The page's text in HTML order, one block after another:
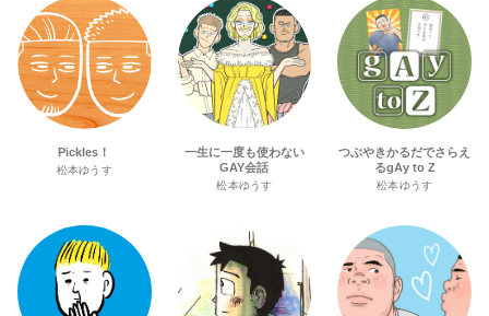
Pickles！
松本ゆうす
一生に一度も使わない
GAY会話
松本ゆうす
つぶやきかるだでさらえ
るgAy to Z
松本ゆうす